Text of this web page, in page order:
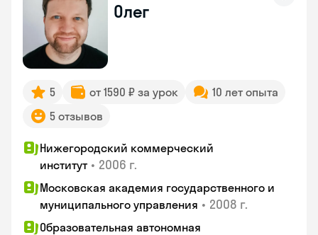
Олег
5 от 1590 ₽ за урок
10 лет опыта
5 отзывов
Нижегородский коммерческий
институт • 2006 г.
Московская академия государственного и
муниципального управления • 2008 г.
Образовательная автономная